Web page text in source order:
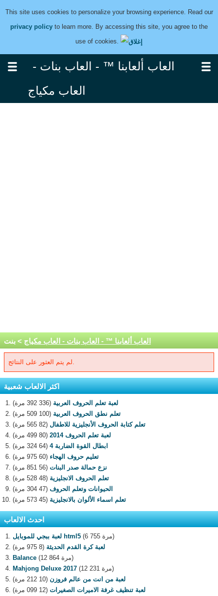
This site uses cookies to personalize your browsing experience. Read our
privacy policy to learn more. By accessing this site, you agree to the
use of cookies.
العاب ألعابنا ™ - العاب بنات -
العاب مكياج
العاب ألعابنا ™ - العاب بنات - العاب مكياج > بنت
اكثر الالعاب شعبية
لعبة تعلم الحروف العربية (336 392 مرة)
تعلم نطق الحروف العربية (100 509 مرة)
تعلم كتابة الحروف الأنجليزية للاطفال (82 565 مرة)
لعبة تعلم الحروف 2014
(80 499 مرة)
ابطال القوة الضاربة 4
(64 324 مرة)
تعليم حروف الهجاء (60 975 مرة)
نزع حمالة صدر البنات (56 851 مرة)
تعلم الحروف الانجليزية (48 528 مرة)
الحيوانات وتعلم الحروف (47 304 مرة)
تعلم اسماء الألوان بالانجليزية (45 573 مرة)
احدث الالعاب
لعبة ببجي للموبايل html5
(6 755 مرة)
لعبة كرة القدم الحديثة (8 975 مرة)
Balance
(12 864 مرة)
Mahjong Deluxe 2017
(12 231 مرة)
لعبة من انت من عالم فروزن (10 212 مرة)
لعبة تنظيف غرفة الاميرات الصغيرات (12 099 مرة)